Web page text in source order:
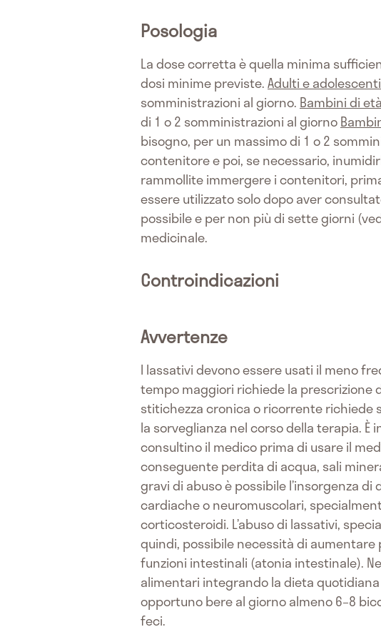
Posologia
La dose corretta è quella minima
dosi minime previste.Adulti e
somministrazioni al giorno. Bambini di
di 1 o 2 somministrazioni al giorno
bisogno, per un massimo di 1 o 2
contenitore e poi, se necessario,
rammollite immergere i contenitori,
essere utilizzato solo dopo aver
possibile e per non più di sette giorni
medicinale.
Controindicazioni
Avvertenze
I lassativi devono essere usati il meno
tempo maggiori richiede la prescrizione
stitichezza cronica o ricorrente richiede
la sorveglianza nel corso della terapia.
consultino il medico prima di usare il
conseguente perdita di acqua, sali
gravi di abuso è possibile l’insorgenza
cardiache o neuromuscolari,
corticosteroidi. L’abuso di lassativi,
quindi, possibile necessità di
funzioni intestinali (atonia intestinale).
alimentari integrando la dieta
opportuno bere al giorno almeno 6–8
feci.